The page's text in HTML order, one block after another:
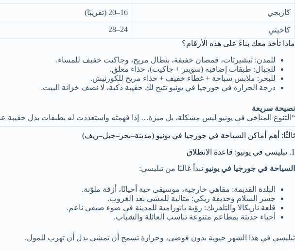
كازبجي 16–20 (تقريبًا)
كاخيتي 24–28
ماذا تأخذ معك بناءً على هذه الأرقام؟
للمدن: تيشيرتات، قمصان خفيفة، بنطال مريح، وجاكيت خفيف للمساء.
للجبال: طبقات إضافية (سويتر + جاكيت)، حذاء مغلق.
للبحر: ملابس سباحة + غطاء خفيف + حذاء مريح للكورنيش.
درجة الحرارة في جورجيا في يونيو تتيح لك حقيبة ذكية، لا نصف خزانة البيت.
نصيحة سريعة
“التنوع المناخي في يونيو ليس مشكلة، بل ميزة… إذا فهمته واستعددت له بطبقات بدل حقيبة
ثالثًا: أهم أماكن السياحة في جورجيا في يونيو (مدينة–بحر–جبل–ريف)
1. تبليسي في يونيو: قاعدة الانطلاق
السياحة في جورجيا في يونيو تبدأ غالبًا من تبليسي:
البلدة القديمة: مقاهي خارجية، موسيقى حية أحيانًا، أزقة ملوّنة.
جسر السلام وحديقة ريكي: مثالية للمشي بعد الغروب.
قلعة ناريكالا والتلفريك: رؤية بانورامية للمدينة في ضوء صيفي ناعم.
أحياء حديثة بمطاعم متنوعة تناسب العائلة والشباب.
تبليسي في هذا الشهر حيوية بدون فوضى، وحرارة تسمح أن تمشي بدل أن تهرب للمول.